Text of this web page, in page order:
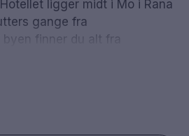
ligger midt i Mo i Rana
gange fra
byen finner du alt fra
trebygninger eller en
en guidet tur gjennom